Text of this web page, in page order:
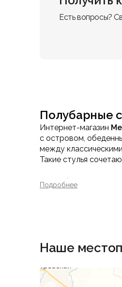
Есть вопросы?
Полубарные
Интернет-магазин
с островом,
между
Такие стулья
Особенности
Конструкции
Материалы и
Подробнее
Наше